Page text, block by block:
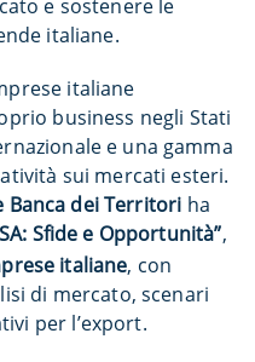
e sostenere le
italiane.
italiane
business negli Stati
e una gamma
sui mercati esteri.
Banca dei Territori ha
Sfide e Opportunità”,
italiane, con
di mercato, scenari
per l’export.